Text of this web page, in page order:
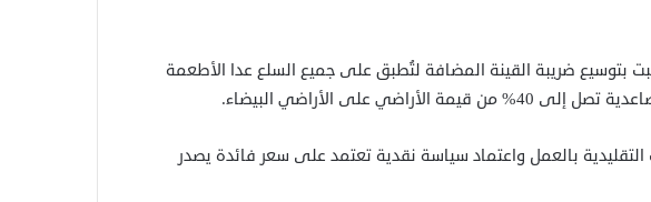
بتوسيع ضريبة القينة المضافة لتُطبق على جميع السلع عدا الأطعمة
على الأراضي البيضاء.
التقليدية بالعمل واعتماد سياسة نقدية تعتمد على سعر فائدة يصدر